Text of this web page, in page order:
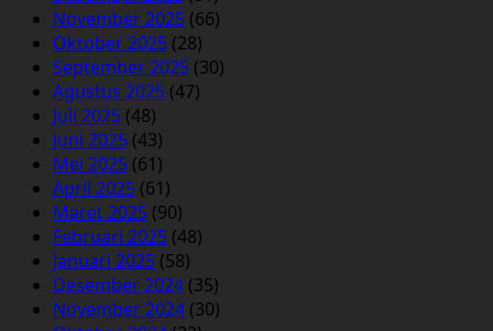
November 2025 (66)
Oktober 2025 (28)
September 2025 (30)
Agustus 2025 (47)
Juli 2025 (48)
Juni 2025 (43)
Mei 2025 (61)
April 2025 (61)
Maret 2025 (90)
Februari 2025 (48)
Januari 2025 (58)
Desember 2024 (35)
November 2024 (30)